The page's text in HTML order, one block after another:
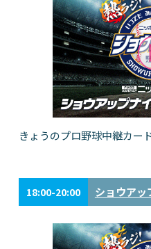
きょうのプロ野球中継カー
18:00-20:00 ショウア